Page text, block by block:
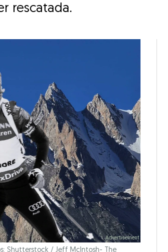
rescatada.
Shutterstock / Jeff McIntosh- The